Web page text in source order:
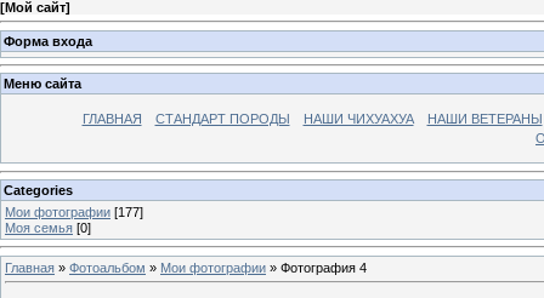
[Мой сайт]
Форма входа
Меню сайта
ГЛАВНАЯ СТАНДАРТ ПОРОДЫ НАШИ ЧИХУАХУА
НАШИ ВЕТЕРАНЫ
Categories
Мои фотографии [177]
Моя семья [0]
Главная » Фотоальбом » Мои фотографии » Фотография 4